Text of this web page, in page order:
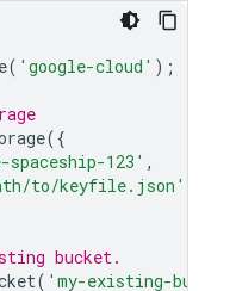
( 'google-cloud' );
({
spaceship-123' ,
to/keyfile.json'
bucket.
( 'my-existing-